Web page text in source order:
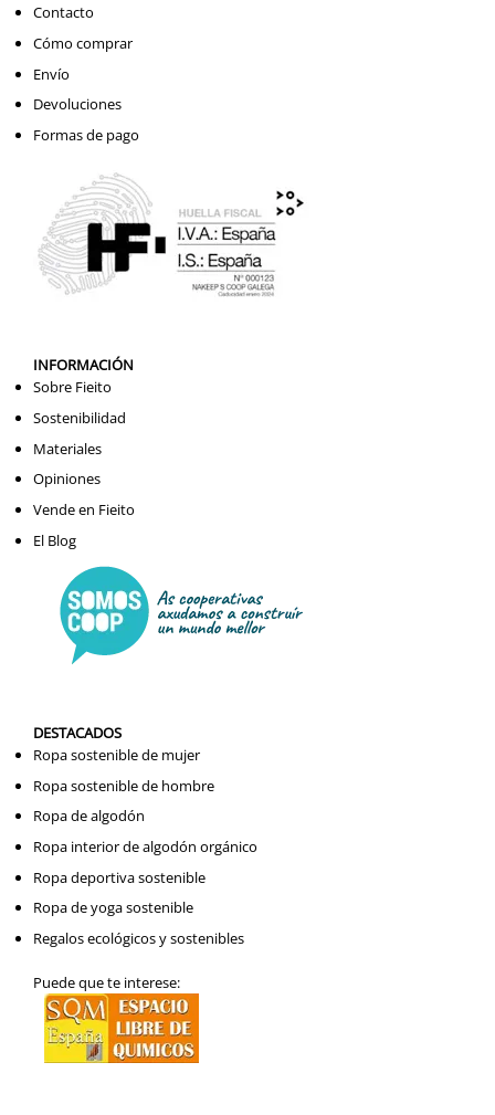
Contacto
Cómo comprar
Envío
Devoluciones
Formas de pago
INFORMACIÓN
Sobre Fieito
Sostenibilidad
Materiales
Opiniones
Vende en Fieito
El Blog
DESTACADOS
Ropa sostenible de mujer
Ropa sostenible de hombre
Ropa de algodón
Ropa interior de algodón orgánico
Ropa deportiva sostenible
Ropa de yoga sostenible
Regalos ecológicos y sostenibles
Puede que te interese: